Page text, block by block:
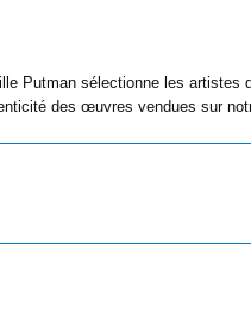
Putman sélectionne les artistes
des œuvres vendues sur